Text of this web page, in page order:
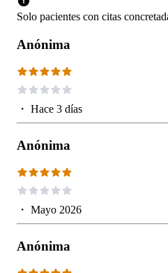
Solo pacientes con citas
Anónima
・ Hace 3 días
Anónima
・ Mayo 2026
Anónima